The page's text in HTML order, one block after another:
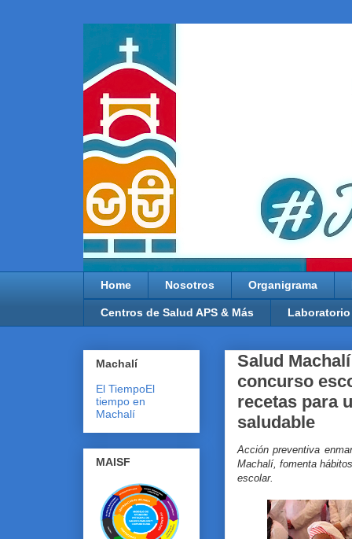
Home Nosotros Organigrama
Centros de Salud APS & Más Laboratorio
Salud
concurso
recetas para
saludable
Acción preventiva
Machalí, fomenta
escolar.
Machalí
El TiempoEl
tiempo en
Machalí
MAISF